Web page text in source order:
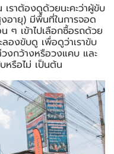
ราต้องดูด้วยนะคะว่าผู้ขับ
อายุ) มีพื้นที่ในการจอด
ๆ เข้าไปเลือกซื้อรถด้วย
องขับดู เพื่อดูว่าเราขับ
งกว้างหรือวงแคบ และ
หรือไม่ เป็นต้น